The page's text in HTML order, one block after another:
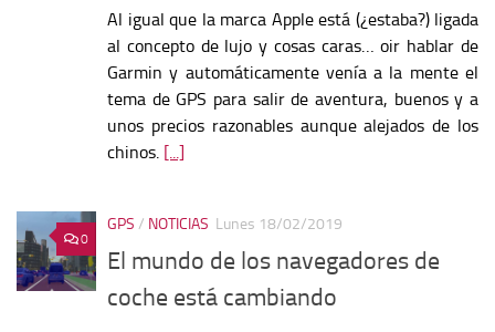
Al igual que la marca Apple está (¿estaba?) ligada
al concepto de lujo y cosas caras… oir hablar de
Garmin y automáticamente venía a la mente el
tema de GPS para salir de aventura, buenos y a
unos precios razonables aunque alejados de los
chinos. [...]
0
GPS / NOTICIAS Lunes 18/02/2019
El mundo de los navegadores de
coche está cambiando